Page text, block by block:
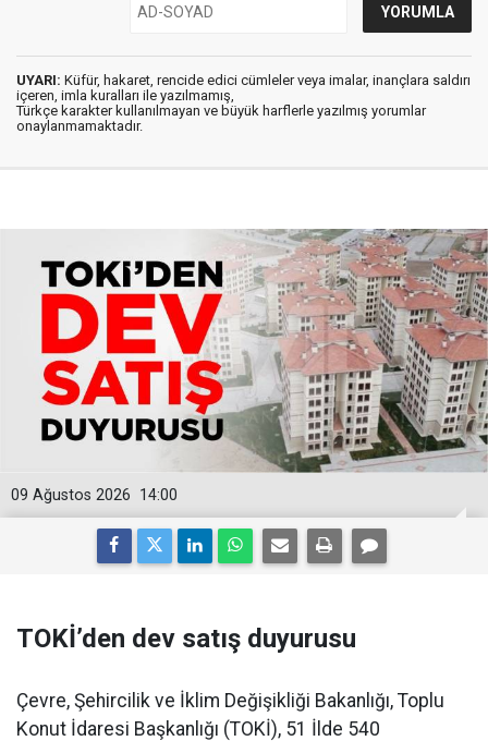
UYARI: Küfür, hakaret, rencide edici cümleler veya imalar, inançlara saldırı
içeren, imla kuralları ile yazılmamış,
Türkçe karakter kullanılmayan ve büyük harflerle yazılmış yorumlar
onaylanmamaktadır.
14:00
09 Ağustos 2026
TOKİ’den dev satış duyurusu
Çevre, Şehircilik ve İklim Değişikliği Bakanlığı, Toplu
Konut İdaresi Başkanlığı (TOKİ), 51 İlde 540